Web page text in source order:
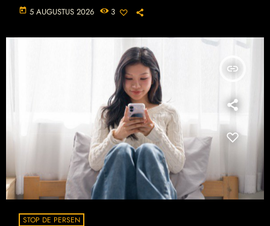
today 5 AUGUSTUS 2026 3
insert_link
STOP DE PERSEN